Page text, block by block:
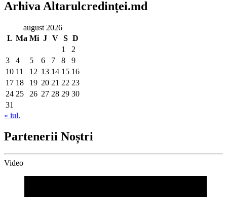
Arhiva Altarulcredinței.md
august 2026
L Ma Mi J V S D
1
2
3
4 5 6 7 8
9
10 11 12 13 14 15 16
17 18 19 20 21 22 23
24 25 26 27 28 29 30
31
« iul.
Partenerii Noștri
Video